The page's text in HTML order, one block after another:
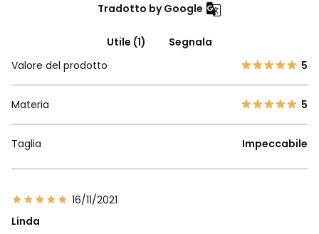
Tradotto by Google
Utile (1)
Segnala
Valore del prodotto
5
Materia 5
Taglia Impeccabile
16/11/2021
Linda